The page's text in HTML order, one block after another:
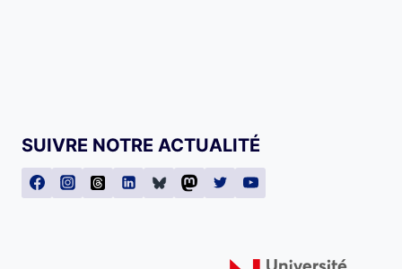
SUIVRE NOTRE ACTUALITÉ